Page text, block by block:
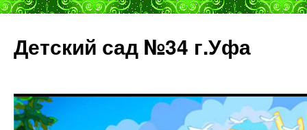
Детский сад №34 г.Уфа